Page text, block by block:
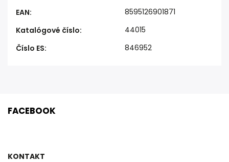
EAN:
8595126901871
Katalógové číslo:
44015
Číslo ES: 846952
FACEBOOK
KONTAKT